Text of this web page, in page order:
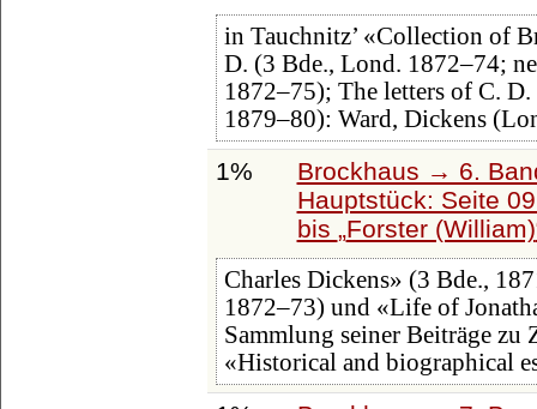
in Tauchnitz’ «Collection of
D. (3 Bde., Lond. 1872‒74;
1872‒75); The letters of C.
1879‒80): Ward, Dickens
1%
Brockhaus → 6.
Hauptstück: Seite
bis Forster (William)
Charles Dickens» (3 Bde.,
1872‒73) und «Life of
Sammlung seiner Beiträge
«Historical and biographical